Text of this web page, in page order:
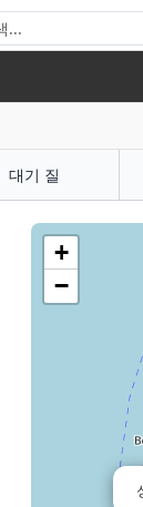
대기 질
+
−